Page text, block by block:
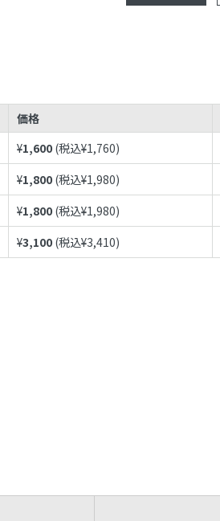
価格
¥1,600 (税込¥1,760)
¥1,800 (税込¥1,980)
¥1,800 (税込¥1,980)
¥3,100 (税込¥3,410)